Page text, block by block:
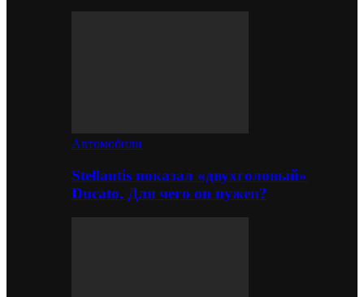
Автомобили
Stellantis показал «двухголовый»
Ducato. Для чего он нужен?